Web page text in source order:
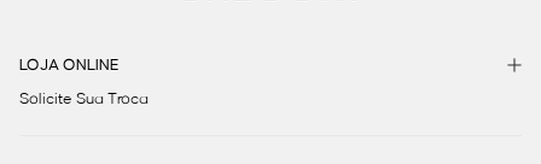
LOJA ONLINE
Solicite Sua Troca